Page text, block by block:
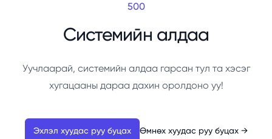
500
Системийн алдаа
Уучлаарай, системийн алдаа гарсан тул та хэсэг
хугацааны дараа дахин оролдоно уу!
Эхлэл хуудас руу буцах Өмнөх хуудас руу буцах →